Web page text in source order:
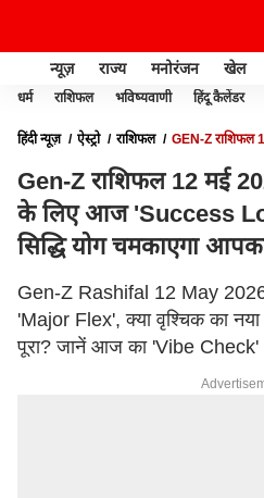
न्यूज़ राज्य मनोरंजन खेल
धर्म राशिफल भविष्यवाणी हिंदू कैलेंडर
हिंदी न्यूज़ ऐस्ट्रो राशिफल
GEN-Z राशिफल
Gen-Z राशिफल 12 मई
के लिए आज 'Success
सिद्धि योग चमकाएगा
Gen-Z Rashifal 12 May
'Major Flex', क्या वृश्चिक का नया
पूरा? जानें आज का 'Vibe Check'